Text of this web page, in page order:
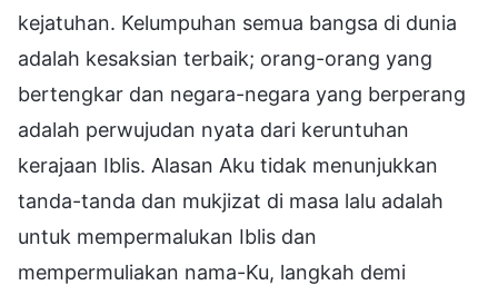
kejatuhan. Kelumpuhan semua bangsa di dunia
adalah kesaksian terbaik; orang-orang yang
bertengkar dan negara-negara yang berperang
adalah perwujudan nyata dari keruntuhan
kerajaan Iblis. Alasan Aku tidak menunjukkan
tanda-tanda dan mukjizat di masa lalu adalah
untuk mempermalukan Iblis dan
mempermuliakan nama-Ku, langkah demi